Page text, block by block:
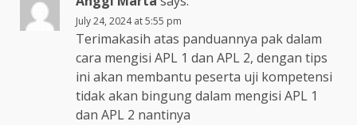
July 24, 2024 at 5:55 pm
Terimakasih atas panduannya pak dalam
cara mengisi APL 1 dan APL 2, dengan tips
ini akan membantu peserta uji kompetensi
tidak akan bingung dalam mengisi APL 1
dan APL 2 nantinya